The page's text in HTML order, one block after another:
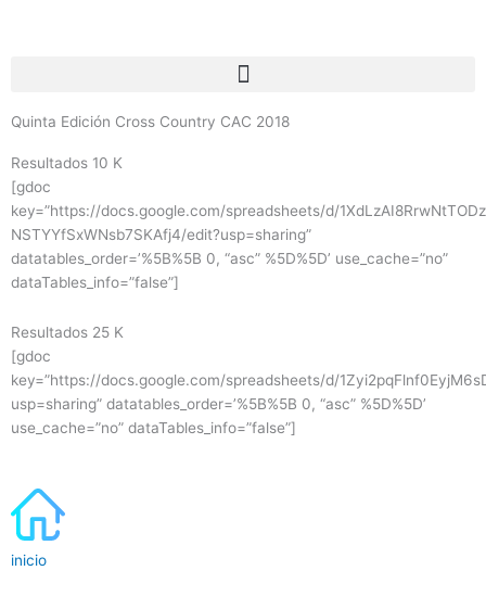
Quinta Edición Cross Country CAC 2018
Resultados 10 K
[gdoc
key=”https://docs.google.com/spreadsheets/d/
NSTYYfSxWNsb7SKAfj4/edit?usp=sharing”
datatables_order=’%5B%5B 0, “asc” %5D%5D’ use_cache=”no”
dataTables_info=”false”]
Resultados 25 K
[gdoc
key=”https://docs.google.com/spreadsheets/d/
usp=sharing” datatables_order=’%5B%5B 0, “asc” %5D%5D’
use_cache=”no” dataTables_info=”false”]
inicio